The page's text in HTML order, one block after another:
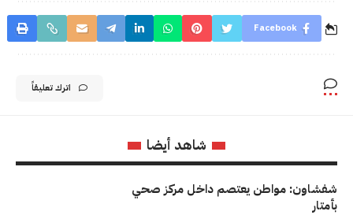
Facebook
اترك تعليقاً
شاهد أيضا
شفشاون: مواطن يعتصم داخل مركز صحي
بأمتار